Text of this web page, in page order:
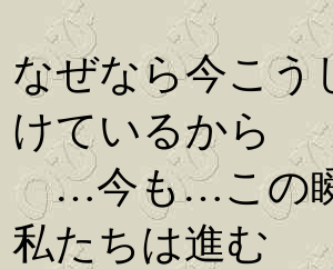
なぜなら今こう
けているから
…今も…この
私たちは進む